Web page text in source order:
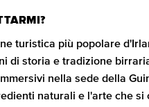
turistica più popolare
di storia e tradizione
nella sede della
naturali e l'arte che si